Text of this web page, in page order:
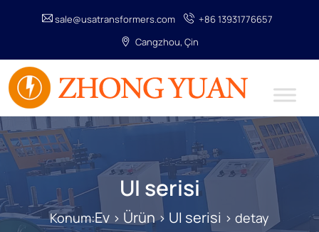
sale@usatransformers.com
+86 13931776657
Cangzhou, Çin
UI serisi
Konum:Ev > Ürün> UI serisi > detay